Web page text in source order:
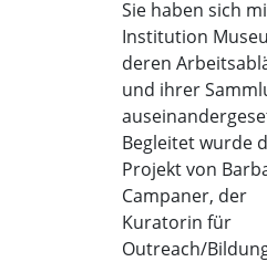
Sie haben sich
Institution
deren
und ihrer
Begleitet wurde
Projekt von
Campaner, der
Kuratorin für
Outreach/